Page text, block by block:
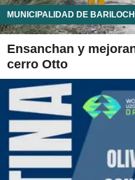
MUNICIPALIDAD DE
Ensanchan y
cerro Otto